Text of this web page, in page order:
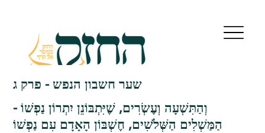
שער חשבון הנפש - פרק ג
וְהַתִּשְׁעָה וְעֶשְׂרִים, שֶׁיִּתְבּוֹנֵן יִתְרוֹן נַפְשׁוֹ -
הַמַּשְׁלִים הַשְּׁלֹשִׁים, חֶשְׁבּוֹן הָאָדָם עִם נַפְשׁוֹ